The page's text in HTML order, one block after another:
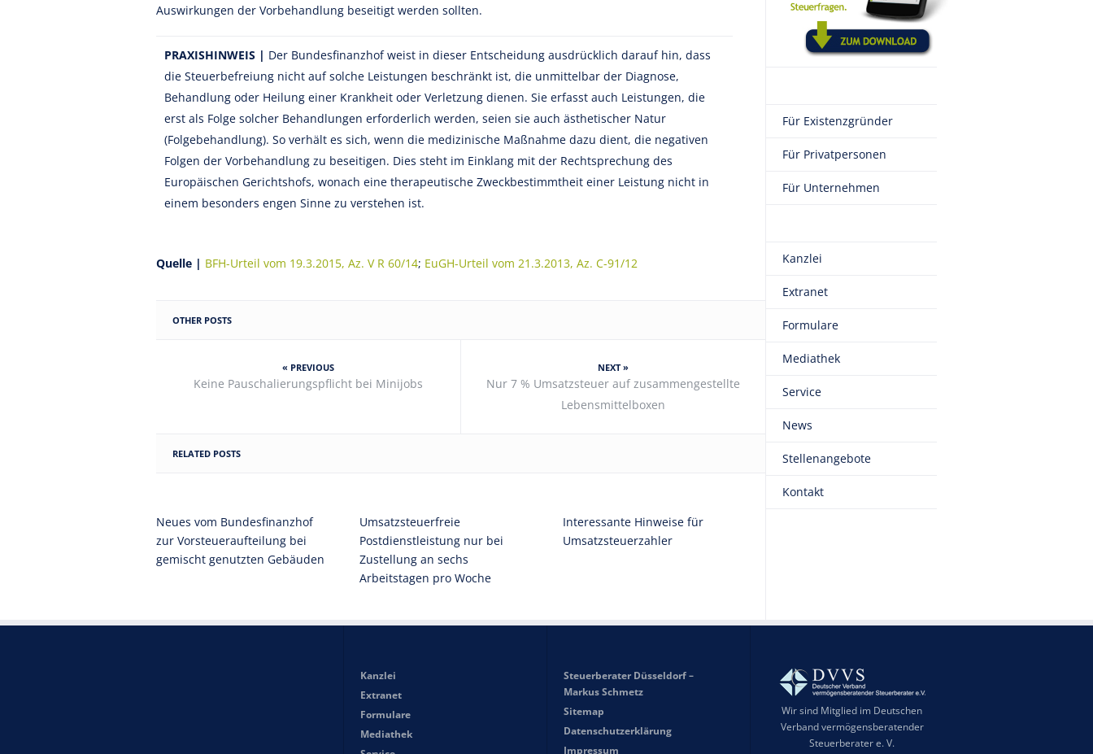
Auswirkungen der Vorbehandlung beseitigt werden sollten.
PRAXISHINWEIS | Der Bundesfinanzhof weist in dieser Entscheidung ausdrücklich darauf hin, dass
die Steuerbefreiung nicht auf solche Leistungen beschränkt ist, die unmittelbar der Diagnose,
Behandlung oder Heilung einer Krankheit oder Verletzung dienen. Sie erfasst auch Leistungen, die
erst als Folge solcher Behandlungen erforderlich werden, seien sie auch ästhetischer Natur
(Folgebehandlung). So verhält es sich, wenn die medizinische Maßnahme dazu dient, die negativen
Folgen der Vorbehandlung zu beseitigen. Dies steht im Einklang mit der Rechtsprechung des
Europäischen Gerichtshofs, wonach eine therapeutische Zweckbestimmtheit einer Leistung nicht in
einem besonders engen Sinne zu verstehen ist.
Quelle | BFH-Urteil vom 19.3.2015, Az. V R 60/14; EuGH-Urteil vom 21.3.2013, Az. C-91/12
OTHER POSTS
« PREVIOUS
Keine Pauschalierungspflicht bei Minijobs
NEXT »
Nur 7 % Umsatzsteuer auf zusammengestellte
Lebensmittelboxen
RELATED POSTS
Neues vom Bundesfinanzhof
zur Vorsteueraufteilung bei
gemischt genutzten Gebäuden
Umsatzsteuerfreie
Postdienstleistung nur bei
Zustellung an sechs
Arbeitstagen pro Woche
Interessante Hinweise für
Umsatzsteuerzahler
Für Existenzgründer
Für Privatpersonen
Für Unternehmen
Kanzlei
Extranet
Formulare
Mediathek
Service
News
Stellenangebote
Kontakt
Kanzlei
Extranet
Formulare
Mediathek
Steuerberater Düsseldorf –
Markus Schmetz
Sitemap
Datenschutzerklärung
Impressum
Wir sind Mitglied im Deutschen
Verband vermögensberatender
Steuerberater e. V.